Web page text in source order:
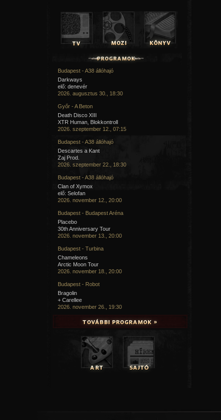
Budapest - A38 állóhajó
Darkways
elő: denevér
2026. augusztus 30., 18:30
Győr - A Beton
Death Disco XIII
XTR Human, Blokkontroll
2026. szeptember 12., 07:15
Budapest - A38 állóhajó
Descartes a Kant
Zaj Prod.
2026. szeptember 22., 18:30
Budapest - A38 állóhajó
Clan of Xymox
elő: Selofan
2026. november 12., 20:00
Budapest - Budapest Aréna
Placebo
30th Anniversary Tour
2026. november 13., 20:00
Budapest - Turbina
Chameleons
Arctic Moon Tour
2026. november 18., 20:00
Budapest - Robot
Bragolin
+ Carellee
2026. november 26., 19:30